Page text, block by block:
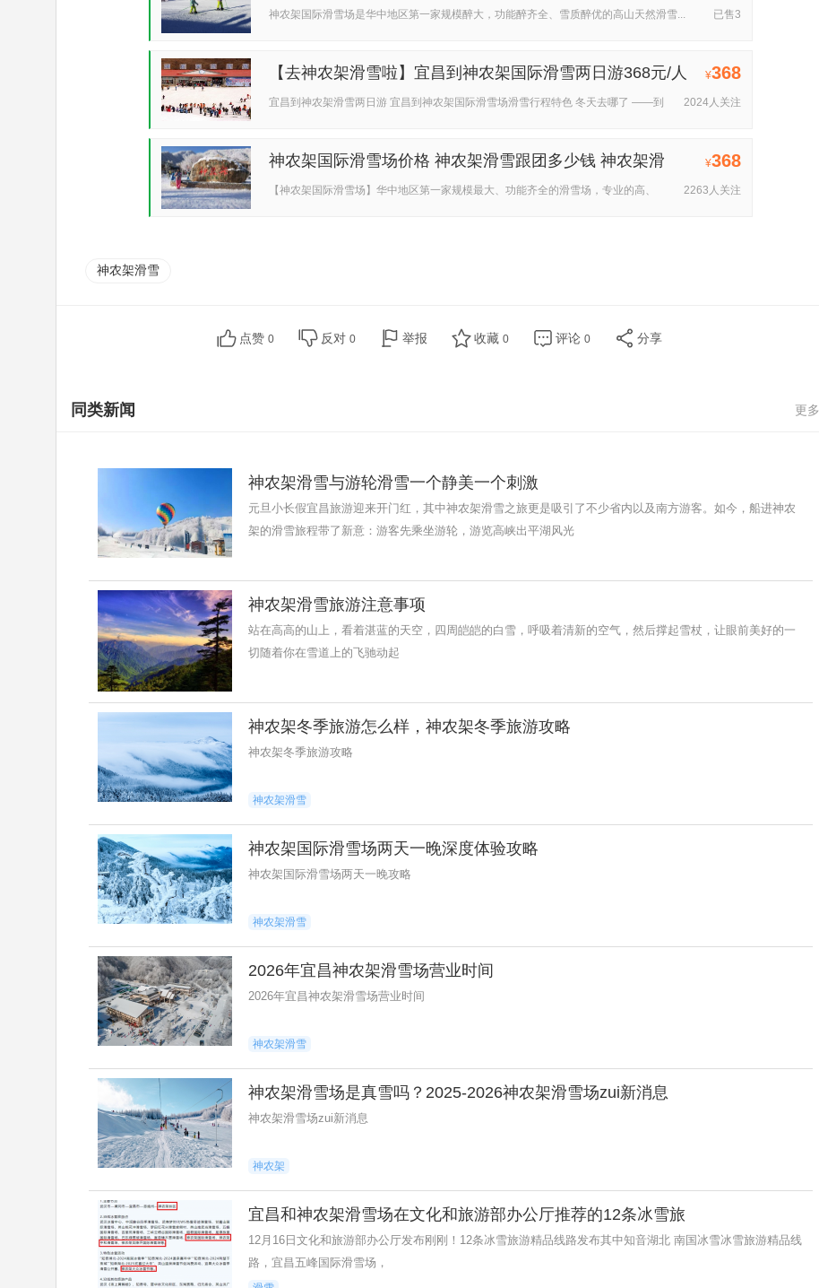
28...
已售3
神农架国际滑雪场是华中地区第一家规模醉大，功能醉齐全、雪质醉优的高山天然滑雪...
¥368
【去神农架滑雪啦】宜昌到神农架国际滑雪两日游368元/人
2024人关注
宜昌到神农架滑雪两日游 宜昌到神农架国际滑雪场滑雪行程特色 冬天去哪了 ——到
¥368
神农架国际滑雪场价格 神农架滑雪跟团多少钱 神农架滑
雪...
2263人关注
【神农架国际滑雪场】华中地区第一家规模最大、功能齐全的滑雪场，专业的高、
神农架滑雪
点赞 0 反对 0 举报 收藏 0 评论 0 分享
更多
同类新闻
神农架滑雪与游轮滑雪一个静美一个刺激
元旦小长假宜昌旅游迎来开门红，其中神农架滑雪之旅更是吸引了不少省内以及南方游客。如今，船进神农
架的滑雪旅程带了新意：游客先乘坐游轮，游览高峡出平湖风光
神农架滑雪旅游注意事项
站在高高的山上，看着湛蓝的天空，四周皑皑的白雪，呼吸着清新的空气，然后撑起雪杖，让眼前美好的一
切随着你在雪道上的飞驰动起
神农架冬季旅游怎么样，神农架冬季旅游攻略
神农架冬季旅游攻略
神农架滑雪
神农架国际滑雪场两天一晚深度体验攻略
神农架国际滑雪场两天一晚攻略
神农架滑雪
2026年宜昌神农架滑雪场营业时间
2026年宜昌神农架滑雪场营业时间
神农架滑雪
神农架滑雪场是真雪吗？2025-2026神农架滑雪场zui新消息
神农架滑雪场zui新消息
神农架
宜昌和神农架滑雪场在文化和旅游部办公厅推荐的12条冰雪旅
12月16日文化和旅游部办公厅发布刚刚！12条冰雪旅游精品线路发布其中知音湖北 南国冰雪冰雪旅游精品线
路，宜昌五峰国际滑雪场，